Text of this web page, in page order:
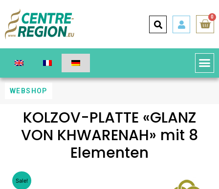
0
WEBSHOP
KOLZOV-PLATTE «GLANZ
VON KHWARENAH» mit 8
Elementen
Sale!